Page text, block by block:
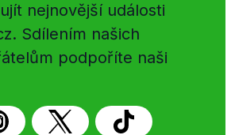
nejnovější události
Sdílením našich
podpoříte naši